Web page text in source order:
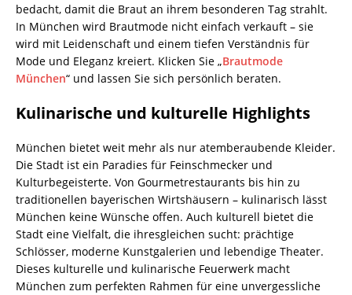
bedacht, damit die Braut an ihrem besonderen Tag strahlt.
In München wird Brautmode nicht einfach verkauft – sie
wird mit Leidenschaft und einem tiefen Verständnis für
Mode und Eleganz kreiert. Klicken Sie „Brautmode
München“ und lassen Sie sich persönlich beraten.
Kulinarische und kulturelle Highlights
München bietet weit mehr als nur atemberaubende Kleider.
Die Stadt ist ein Paradies für Feinschmecker und
Kulturbegeisterte. Von Gourmetrestaurants bis hin zu
traditionellen bayerischen Wirtshäusern – kulinarisch lässt
München keine Wünsche offen. Auch kulturell bietet die
Stadt eine Vielfalt, die ihresgleichen sucht: prächtige
Schlösser, moderne Kunstgalerien und lebendige Theater.
Dieses kulturelle und kulinarische Feuerwerk macht
München zum perfekten Rahmen für eine unvergessliche